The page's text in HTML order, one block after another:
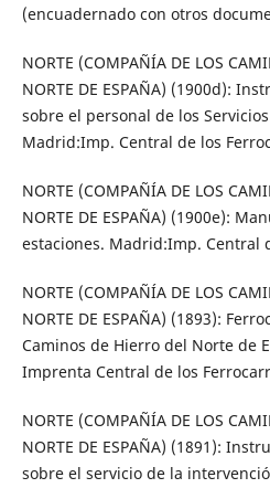
(encuadernado con otros
NORTE (COMPAÑÍA DE LOS
NORTE DE ESPAÑA) (1900d):
sobre el personal de los
Madrid:Imp. Central de los
NORTE (COMPAÑÍA DE LOS
NORTE DE ESPAÑA) (1900e):
estaciones. Madrid:Imp. Central
NORTE (COMPAÑÍA DE LOS
NORTE DE ESPAÑA) (1893):
Caminos de Hierro del Norte de
Imprenta Central de los
NORTE (COMPAÑÍA DE LOS
NORTE DE ESPAÑA) (1891):
sobre el servicio de la